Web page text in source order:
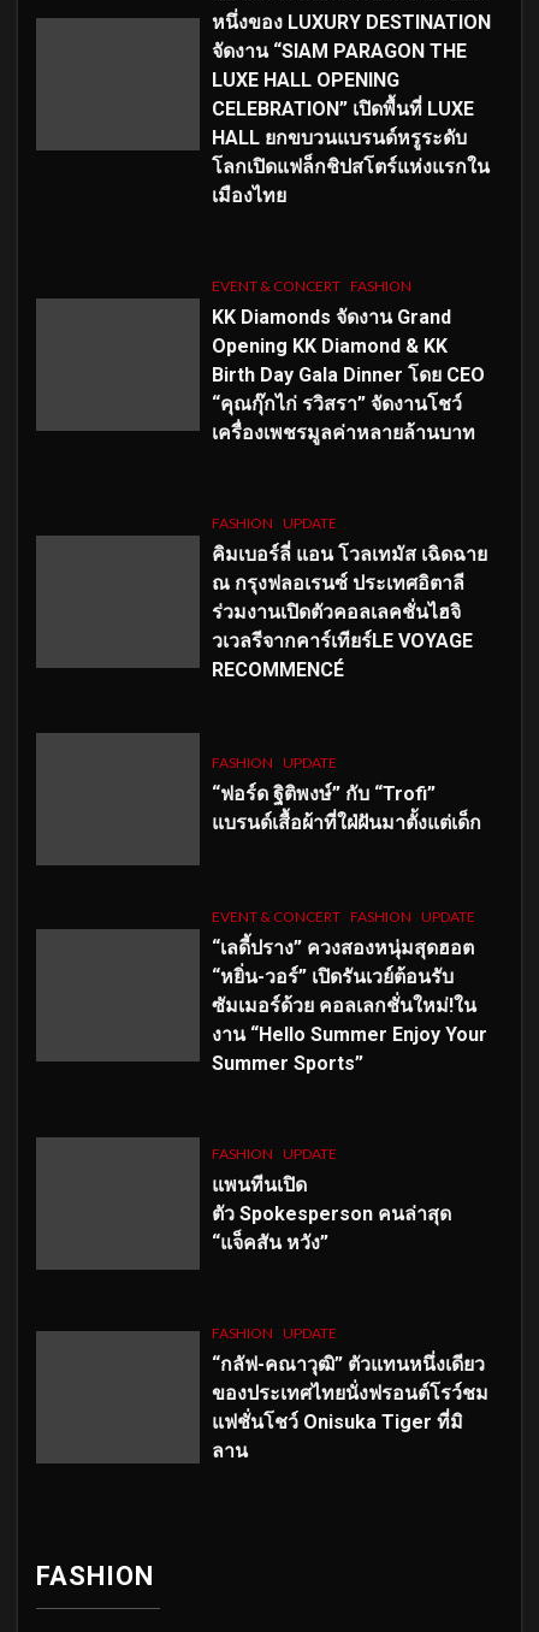
หนึ่งของ LUXURY DESTINATION
จัดงาน “SIAM PARAGON THE
LUXE HALL OPENING
CELEBRATION” เปิดพื้นที่ LUXE
HALL ยกขบวนแบรนด์หรูระดับ
โลกเปิดแฟล็กชิปสโตร์แห่งแรกใน
เมืองไทย
EVENT & CONCERT FASHION
KK Diamonds จัดงาน Grand
Opening KK Diamond & KK
Birth Day Gala Dinner โดย CEO
“คุณกุ๊กไก่ รวิสรา” จัดงานโชว์
เครื่องเพชรมูลค่าหลายล้านบาท
FASHION UPDATE
คิมเบอร์ลี่ แอน โวลเทมัส เฉิดฉาย
ณ กรุงฟลอเรนซ์ ประเทศอิตาลี
ร่วมงานเปิดตัวคอลเลคชั่นไฮจิ
วเวลรีจากคาร์เทียร์LE VOYAGE
RECOMMENCÉ
FASHION UPDATE
“ฟอร์ด ฐิติพงษ์” กับ “Trofi”
แบรนด์เสื้อผ้าที่ใฝ่ฝันมาตั้งแต่เด็ก
EVENT & CONCERT FASHION UPDATE
“เลดี้ปราง” ควงสองหนุ่มสุดฮอต
“หยิ่น-วอร์” เปิดรันเวย์ต้อนรับ
ซัมเมอร์ด้วย คอลเลกชั่นใหม่!ใน
งาน “Hello Summer Enjoy Your
Summer Sports”
FASHION UPDATE
แพนทีนเปิด
ตัว Spokesperson คนล่าสุด
“แจ็คสัน หวัง”
FASHION UPDATE
“กลัฟ-คณาวุฒิ” ตัวแทนหนึ่งเดียว
ของประเทศไทยนั่งฟรอนต์โรว์ชม
แฟชั่นโชว์ Onisuka Tiger ที่มิ
ลาน
FASHION